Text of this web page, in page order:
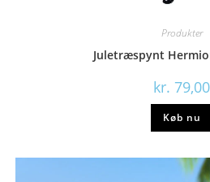
Produkter
Juletræspynt
kr. 79,00
Køb nu